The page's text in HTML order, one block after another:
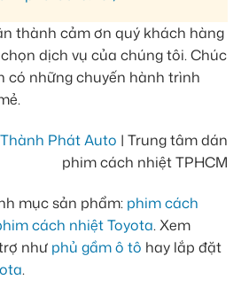
thành cảm ơn quý khách hàng
dịch vụ của chúng tôi. Chúc
có những chuyến hành trình
Thành Phát Auto | Trung tâm dán
phim cách nhiệt TPHCM
mục sản phẩm: phim cách
cách nhiệt Toyota. Xem
như phủ gầm ô tô hay lắp đặt
.